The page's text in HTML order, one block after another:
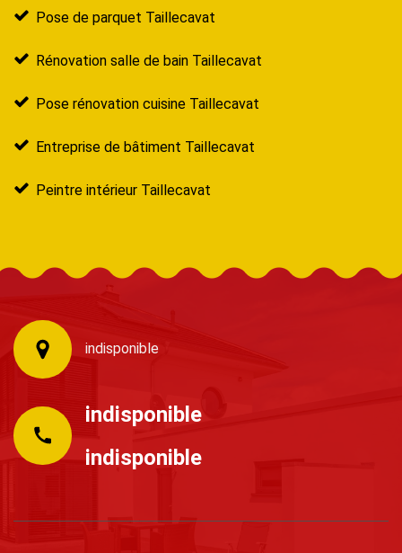
Pose de parquet Taillecavat
Rénovation salle de bain Taillecavat
Pose rénovation cuisine Taillecavat
Entreprise de bâtiment Taillecavat
Peintre intérieur Taillecavat
indisponible
indisponible
indisponible